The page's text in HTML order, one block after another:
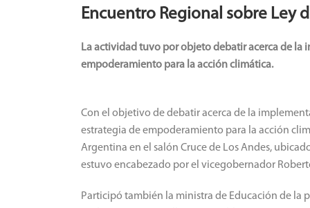
Encuentro Regional sobre Ley
La actividad tuvo por objeto debatir acerca de la
empoderamiento para la acción climática.
Con el objetivo de debatir acerca de la
estrategia de empoderamiento para la acción
Argentina en el salón Cruce de Los Andes,
estuvo encabezado por el vicegobernador
Participó también la ministra de Educación de la